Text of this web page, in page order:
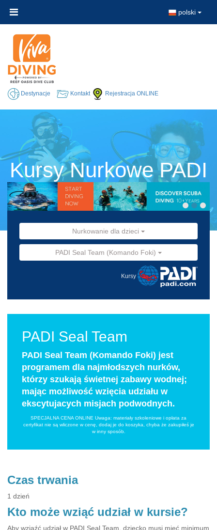
polski
Destynacje Kontakt Rejestracja ONLINE
Kursy Nurkowe PADI
Nurkowanie dla dzieci
PADI Seal Team (Komando Foki)
Kursy
PADI Seal Team
PADI Seal Team (Komando Foki) jest
programem dla najmłodszych nurków,
którzy szukają świetnej zabawy wodnej;
mając możliwość wzięcia udziału w
ekscytujacych misjach podwodnych.
SPECJALNA CENA ONLINE Uwaga: materiały szkoleniowe i opłata za
certyfikat nie są wliczone w cenę, dodaj je do koszyka, chyba że zakupiłeś je
w inny sposób.
Czas trwania
1 dzień
Kto może wziąć udział w kursie?
Aby wziąźć udział w PADI Seal Team, dziecko musi mieć minimum